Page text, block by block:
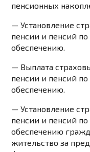
пенсионных
— Установление
пенсии и пенсий
обеспечению.
— Выплата
пенсии и пенсий
обеспечению.
— Установление
пенсии и пенсий
обеспечению
жительство за